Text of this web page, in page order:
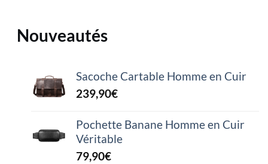
Nouveautés
Sacoche Cartable Homme en Cuir
239,90€
Pochette Banane Homme en Cuir
Véritable
79,90€